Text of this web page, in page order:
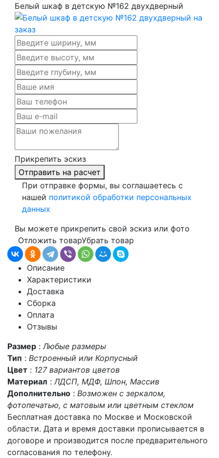
Белый шкаф в детскую №162 двухдверный
Прикрепить эскиз
Отправить на расчет
При отправке формы, вы соглашаетесь с
нашей политикой обработки персональных
данных
Вы можете прикрепить свой эскиз или фото
Отложить товарУбрать товар
Описание
Характеристики
Доставка
Сборка
Оплата
Отзывы
Размер :Любые размеры
Тип : Встроенный или Корпусный
Цвет : 127 вариантов цветов
Материал :ЛДСП, МДФ, Шпон, Массив
Дополнительно : Возможен с зеркалом,
фотопечатью, с матовым или цветным стеклом
Бесплатная доставка по Москве и Московской
области. Дата и время доставки прописывается в
договоре и производится после предварительного
согласования по телефону.